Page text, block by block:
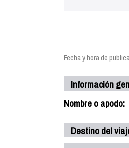
Fecha y hora de
Información
Nombre o apodo:
Destino del